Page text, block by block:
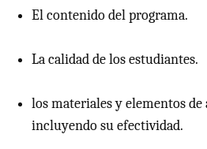
El contenido del programa.
La calidad de los estudiantes.
los materiales y elementos
incluyendo su efectividad.